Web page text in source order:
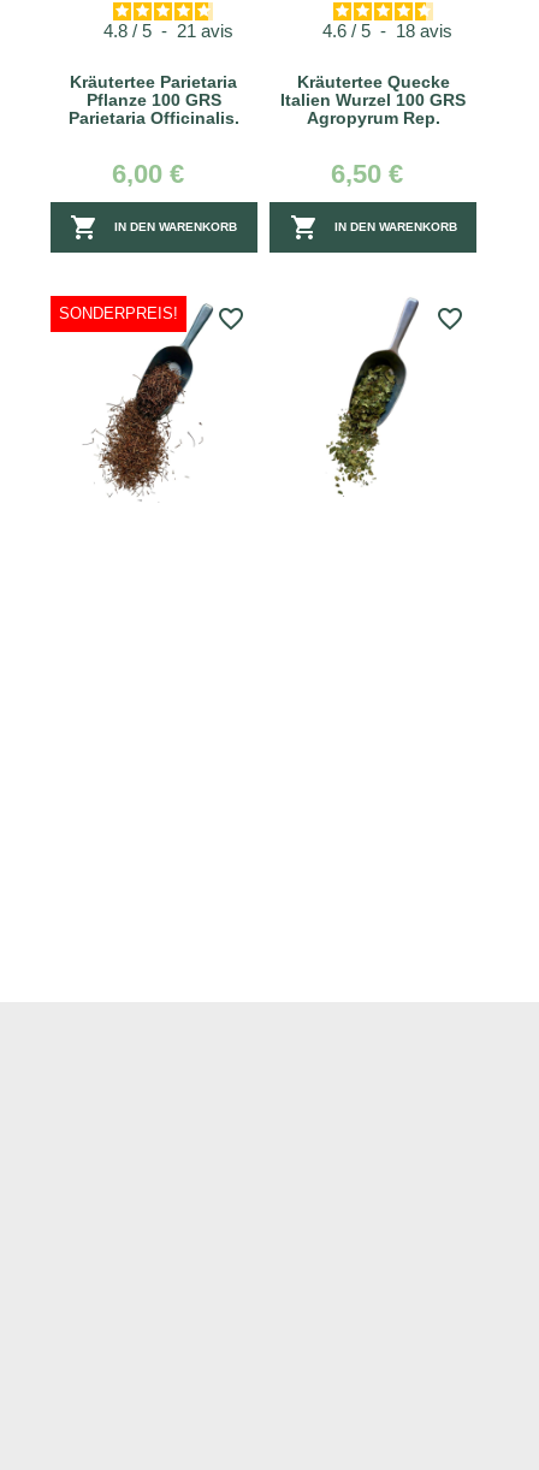
4.8 / 5 - 21 avis
Kräutertee Parietaria
Pflanze 100 GRS
Parietaria Officinalis.
6,00 €
 IN DEN WARENKORB
4.6 / 5 - 18 avis
Kräutertee Quecke
Italien Wurzel 100 GRS
Agropyrum Rep.
6,50 €
 IN DEN WARENKORB
SONDERPREIS! favorite_border favorite_border